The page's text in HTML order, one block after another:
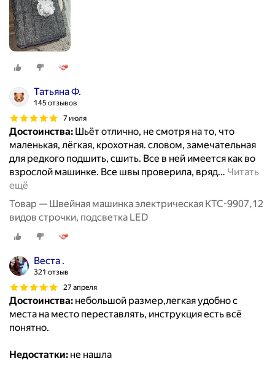
Татьяна Ф.
145 отзывов
7 июля
Достоинства: Шьёт отлично, не смотря на то, что
маленькая, лёгкая, крохотная. словом, замечательная
для редкого подшить, сшить. Все в ней имеется как во
взрослой машинке. Все швы проверила, вряд… Читать
ещё
Товар — Швейная машинка электрическая KTC-9907,12
видов строчки, подсветка LED
Веста .
321 отзыв
27 апреля
Достоинства: небольшой размер,легкая удобно с
места на место переставлять, инструкция есть всё
понятно.
Недостатки: не нашла